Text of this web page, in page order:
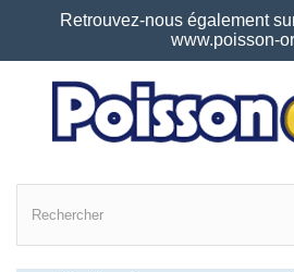
Retrouvez-nous également
www.poisson-